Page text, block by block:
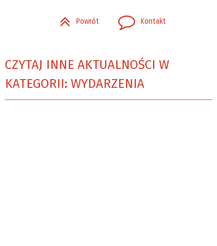
Powrót Kontakt
CZYTAJ INNE AKTUALNOŚCI W
KATEGORII: WYDARZENIA